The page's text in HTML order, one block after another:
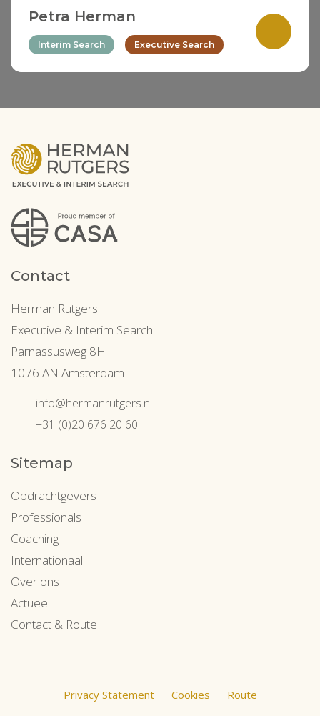
Petra Herman
Interim Search Executive Search
Contact
Herman Rutgers
Executive & Interim Search
Parnassusweg 8H
1076 AN Amsterdam
info@hermanrutgers.nl
+31 (0)20 676 20 60
Sitemap
Opdrachtgevers
Professionals
Coaching
Internationaal
Over ons
Actueel
Contact & Route
Privacy Statement Cookies Route